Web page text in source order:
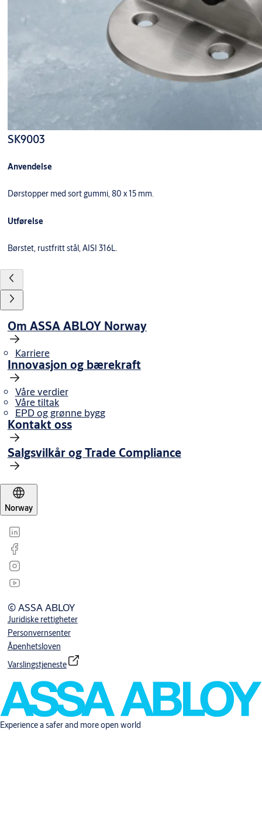
SK9003
Anvendelse
Dørstopper med sort gummi, 80 x 15 mm.
Utførelse
Børstet, rustfritt stål, AISI 316L.
Om ASSA ABLOY Norway
Karriere
Innovasjon og bærekraft
Våre verdier
Våre tiltak
EPD og grønne bygg
Kontakt oss
Salgsvilkår og Trade Compliance
Norway
© ASSA ABLOY
Juridiske rettigheter
Personvernsenter
Åpenhetsloven
Varslingstjeneste
Experience a safer and more open world